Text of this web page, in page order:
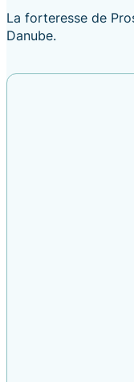
La forteresse de
Danube.